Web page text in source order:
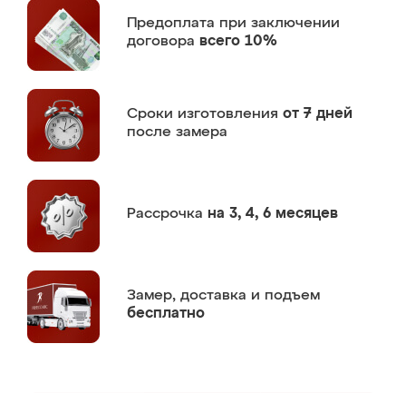
Предоплата при заключении
договора всего 10%
Сроки изготовления от 7 дней
после замера
Рассрочка на 3, 4, 6 месяцев
Замер, доставка и подъем
бесплатно